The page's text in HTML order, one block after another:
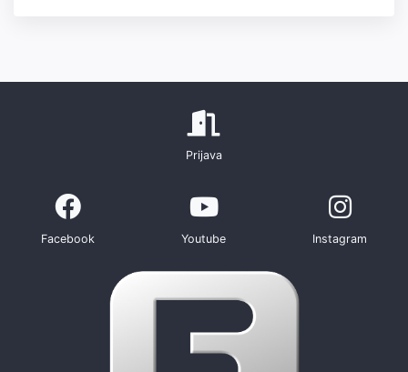
Prijava
Facebook Youtube Instagram